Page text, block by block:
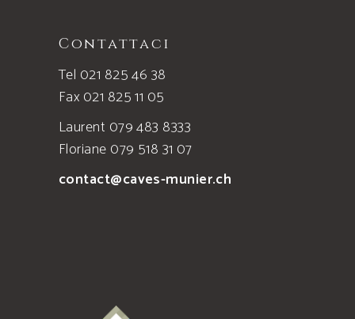
Contattaci
Tel 021 825 46 38
Fax 021 825 11 05
Laurent 079 483 8333
Floriane 079 518 31 07
contact@caves-munier.ch